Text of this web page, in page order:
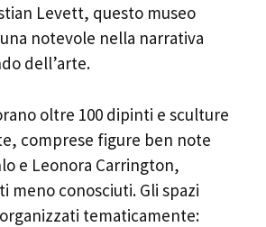
Levett, questo museo
notevole nella narrativa
dell’arte.
oltre 100 dipinti e sculture
comprese figure ben note
e Leonora Carrington,
meno conosciuti. Gli spazi
tematicamente: